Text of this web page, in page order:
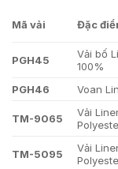
Mã vải Đặc
PGH45
Vải bố
100%
PGH46 Voan
TM-9065
Vải
TM-5095
Vải